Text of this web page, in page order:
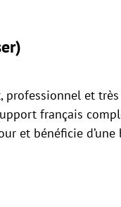
et
français
et bénéficie